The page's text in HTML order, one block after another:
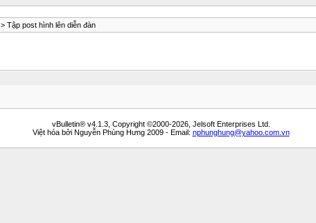
> Tập post hình lên diễn đàn
vBulletin® v4.1.3, Copyright ©2000-2026, Jelsoft Enterprises Ltd.
Việt hóa bởi Nguyễn Phùng Hưng 2009 - Email: nphunghung@yahoo.com.vn